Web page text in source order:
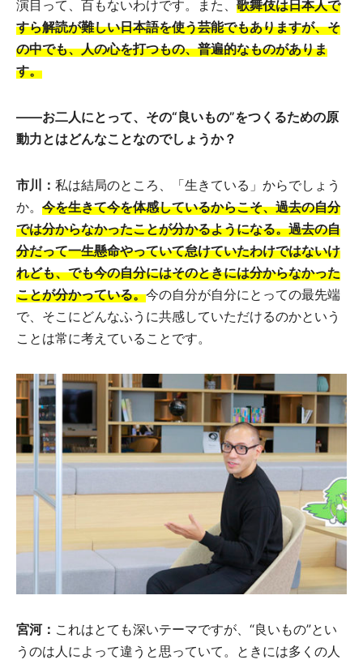
演目って、百もないわけです。また、 歌舞伎は日本人で
すら解読が難しい日本語を使う芸能でもありますが、そ
の中でも、人の心を打つもの、普遍的なものがありま
す。
――お二人にとって、その“良いもの”をつくるための原
動力とはどんなことなのでしょうか？
市川： 私は結局のところ、「生きている」からでしょう
か。 今を生きて今を体感しているからこそ、過去の自分
では分からなかったことが分かるようになる。過去の自
分だって一生懸命やっていて怠けていたわけではないけ
れども、でも今の自分にはそのときには分からなかった
ことが分かっている。今の自分が自分にとっての最先端
で、そこにどんなふうに共感していただけるのかという
ことは常に考えていることです。
宮河： これはとても深いテーマですが、“良いもの”とい
うのは人によって違うと思っていて。ときには多くの人